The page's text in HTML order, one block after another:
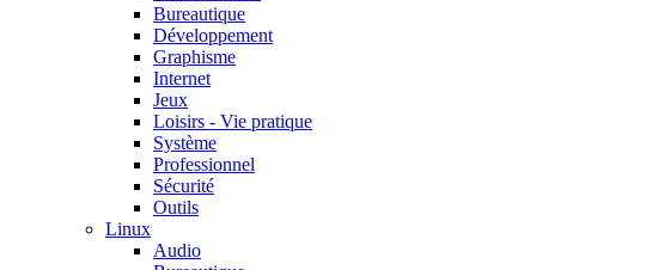
Bureautique
Développement
Graphisme
Internet
Jeux
Loisirs - Vie pratique
Système
Professionnel
Sécurité
Outils
Linux
Audio